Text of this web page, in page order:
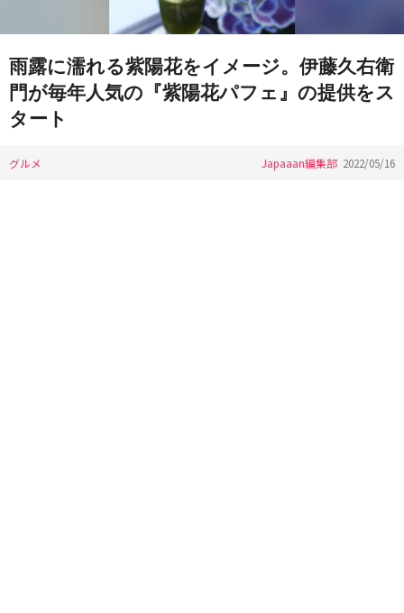
雨露に濡れる紫陽花をイメージ。伊藤久右衛
門が毎年人気の『紫陽花パフェ』の提供をス
タート
グルメ Japaaan編集部 2022/05/16